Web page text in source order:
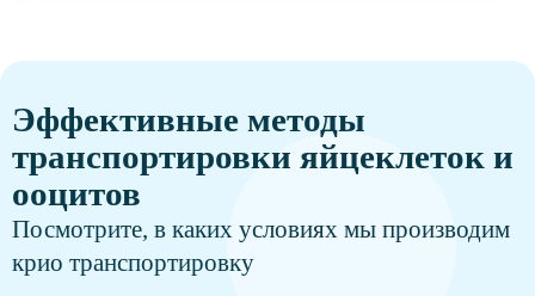
Эффективные методы
транспортировки яйцеклеток и
ооцитов
Посмотрите, в каких условиях мы производим
крио транспортировку